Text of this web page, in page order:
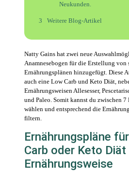
Neukunden.
Weitere Blog-Artikel
Natty Gains hat zwei neue
Anamnesebogen für die Erstellung von
Ernährungsplänen hinzugefügt. Diese
auch eine Low Carb und Keto Diät,
Ernährungsweisen Allesesser,
und Paleo. Somit kannst du zwischen 7
wählen und entsprechend die
filtern.
Ernährungspläne
Carb oder Keto Diät
Ernährungsweise